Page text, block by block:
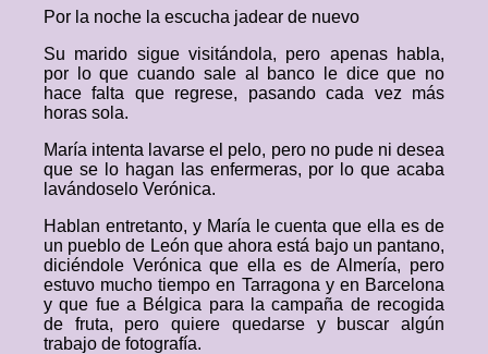
Por la noche la escucha jadear de nuevo
Su marido sigue visitándola, pero apenas habla,
por lo que cuando sale al banco le dice que no
hace falta que regrese, pasando cada vez más
horas sola.
María intenta lavarse el pelo, pero no pude ni desea
que se lo hagan las enfermeras, por lo que acaba
lavándoselo Verónica.
Hablan entretanto, y María le cuenta que ella es de
un pueblo de León que ahora está bajo un pantano,
diciéndole Verónica que ella es de Almería, pero
estuvo mucho tiempo en Tarragona y en Barcelona
y que fue a Bélgica para la campaña de recogida
de fruta, pero quiere quedarse y buscar algún
trabajo de fotografía.